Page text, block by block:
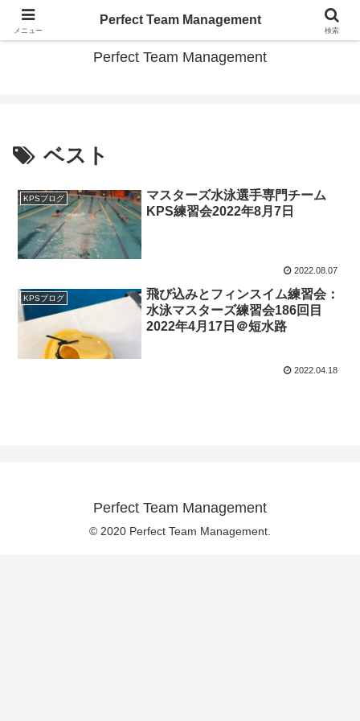
スポーツチーム パーフェクト運営のコツ教えます
Perfect Team Management
ベスト
KPSブログ
マスターズ水泳選手専門チーム
KPS練習会2022年8月7日
2022.08.07
KPSブログ
飛び込みとフィンスイム練習会：
水泳マスターズ練習会186回目
2022年4月17日＠短水路
2022.04.18
Perfect Team Management
© 2020 Perfect Team Management.
メニュー
Perfect Team Management
検索